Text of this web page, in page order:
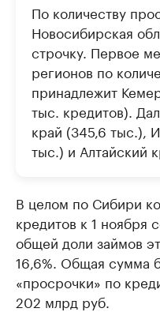
По количеству
Новосибирская
строчку. Первое
регионов по
принадлежит
тыс. кредитов).
край (345,6 тыс.),
тыс.) и Алтайский
В целом по Сибири
кредитов к 1 ноября
общей доли займов
16,6%. Общая сумма
«просрочки» по
202 млрд руб.